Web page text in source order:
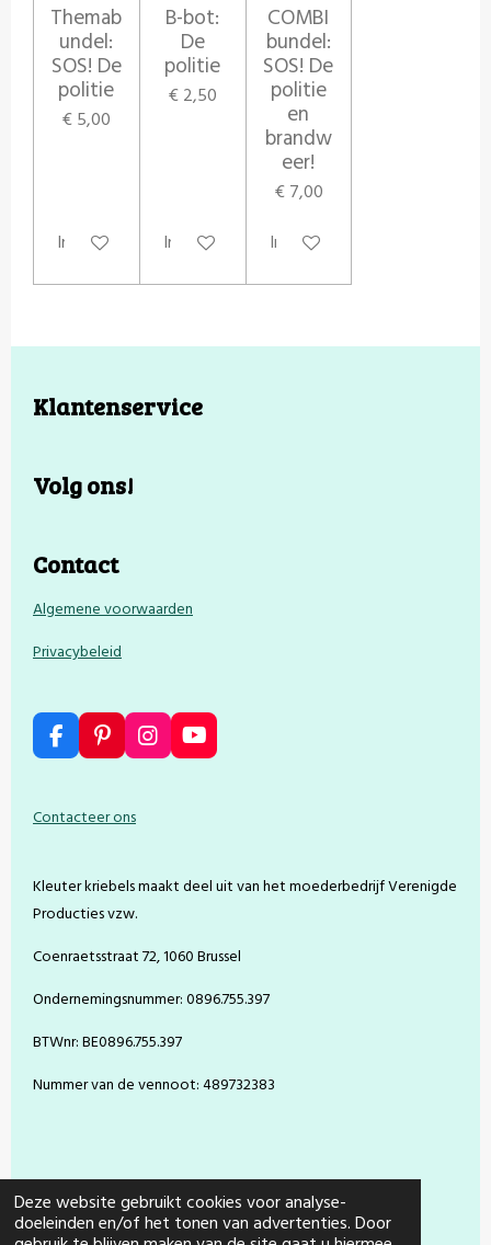
Deze website gebruikt cookies voor analyse-
doeleinden en/of het tonen van advertenties. Door
Themab
undel:
SOS! De
politie
€ 5,00
In winkelwagen
B-bot:
De
politie
€ 2,50
In winkelwagen
COMBI
bundel:
SOS! De
politie
en
brandw
eer!
€ 7,00
In winkelwagen
Klantenservice
Volg ons!
Contact
Algemene voorwaarden
Privacybeleid
F
a
e
b
k
P
i
e
s
t
I
n
a
Y
o
Contacteer ons
Kleuter kriebels maakt deel uit van het moederbedrijf Verenigde
Producties vzw.
Coenraetsstraat 72, 1060 Brussel
Ondernemingsnummer: 0896.755.397
BTWnr: BE0896.755.397
Nummer van de vennoot: 489732383